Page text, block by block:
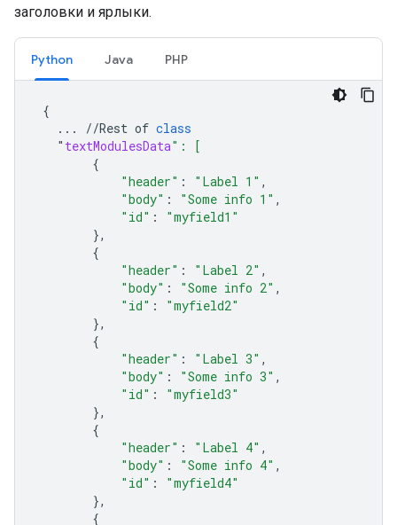
заголовки и ярлыки.
Python Java PHP
{
...
//Rest of class
" textModulesData": [
{
"header" : "Label 1" ,
"body" : "Some info 1" ,
"id" :
"myfield1"
},
{
"header" : "Label 2" ,
"body" : "Some info 2" ,
"id" :
"myfield2"
},
{
"header" : "Label 3" ,
"body" : "Some info 3" ,
"id" :
"myfield3"
},
{
"header" : "Label 4" ,
"body" : "Some info 4" ,
"id" :
"myfield4"
},
{